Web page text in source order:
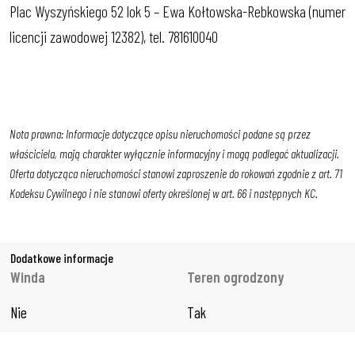
Plac Wyszyńskiego 52 lok 5 – Ewa Kołtowska-Rebkowska (numer
licencji zawodowej 12382), tel. 781610040
Nota prawna: Informacje dotyczące opisu nieruchomości podane są przez
właściciela, mają charakter wyłącznie informacyjny i mogą podlegać aktualizacji.
Oferta dotycząca nieruchomości stanowi zaproszenie do rokowań zgodnie z art. 71
Kodeksu Cywilnego i nie stanowi oferty określonej w art. 66 i następnych KC.
Dodatkowe informacje
Winda
Nie
Teren ogrodzony
Tak